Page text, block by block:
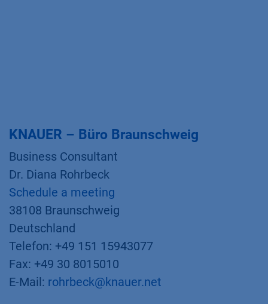
KNAUER – Büro Braunschweig
Business Consultant
Dr. Diana Rohrbeck
Schedule a meeting
38108 Braunschweig
Deutschland
Telefon: +49 151 15943077
Fax: +49 30 8015010
E-Mail: rohrbeck@knauer.net